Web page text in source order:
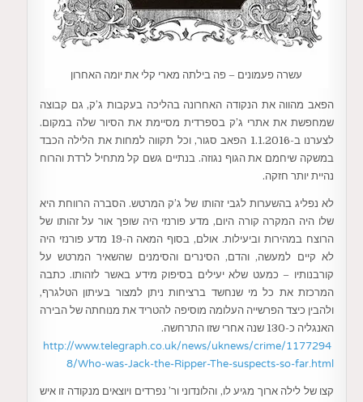
עשרה פעמונים – פה בילתה מארי קלי את יומה האחרון
הפאב מהווה את הנקודה האחרונה בהליכה בעקבות ג’ק, גם קבוצה
שמחפשת את אתרי ג’ק בספרדית מסיימת את הסיור שלה במקום.
לצערנו ב-1.1.2016 הפאב סגור, וכל תקווה למחות את הלילה הכבד
במשקה שיחמם את הגוף נגוזה. בנתיים גשם קל מתחיל לרדת והרוח
נהיית יותר חזקה.
לא נפליג בהשערות לגבי זהותו של ג’ק המרטש. הסברה הרווחת היא
שלו היה המקרה קורה היום, מדע פורנזי היה שופך אור על זהותו של
הרוצח במהירות וביעילות. אולם, בסוף המאה ה-19 מדע פורנזי היה
לא קיים למעשה, והדם, הסינרים והסימנים שהשאיר המרטש על
קורבנותיו – כמעט שלא יעילים בסיפוק מידע באשר לזהותו. כתבה
המרכזת את כל מי שנחשד ברציחות ניתן למצור בעיתון הטלגרף,
ולהבין כיצד הפרשייה העלומה מוסיפה להטריד את מנוחתה של הבירה
האנגליה כ-130 שנה אחרי שזו התרחשה.
http://www.telegraph.co.uk/news/uknews/crime/1177294
8/Who-was-Jack-the-Ripper-The-suspects-so-far.html
קצו של לילה ארוך מגיע לו, והלונדוני ור’ נפרדים ויוצאים מנקודה זו איש